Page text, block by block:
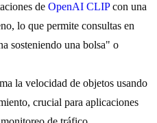
de OpenAI CLIPcon una
lo que permite consultas en
sosteniendo una bolsa" o
la velocidad de objetos usando
crucial para aplicaciones